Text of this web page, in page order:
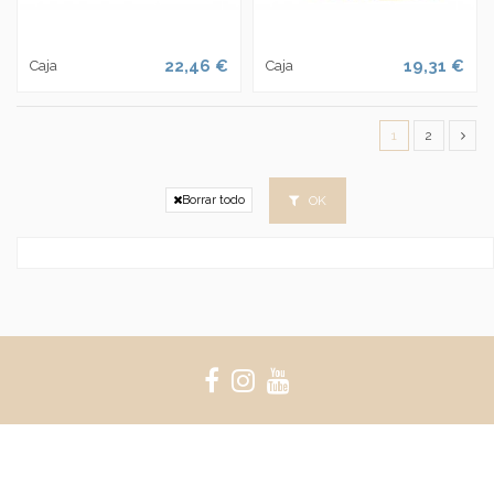
Caja 22,46 € Caja 19,31 €
1 2
Borrar todo OK